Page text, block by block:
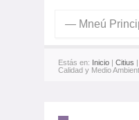
Estás en: Inicio | Citius |
Calidad y Medio